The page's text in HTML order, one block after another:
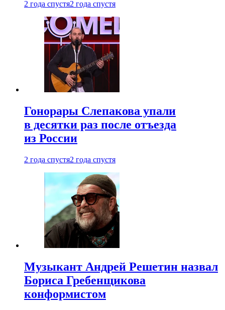
2 года спустя2 года спустя
Гонорары Слепакова упали
в десятки раз после отъезда
из России
2 года спустя2 года спустя
Музыкант Андрей Решетин назвал
Бориса Гребенщикова
конформистом